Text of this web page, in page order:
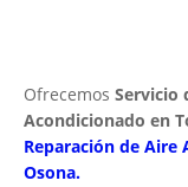
Ofrecemos Servicio
Acondicionado en
Reparación de Aire
Osona.